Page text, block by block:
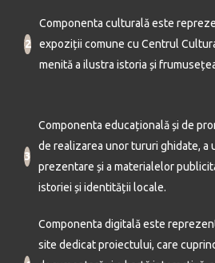
2
Componenta culturală este
expoziții comune cu Centrul
menită a ilustra istoria și
3
Componenta educațională și de
de realizarea unor tururi ghidate, a
prezentare și a materialelor
istoriei și identității locale.
Componenta digitală este
site dedicat proiectului, care